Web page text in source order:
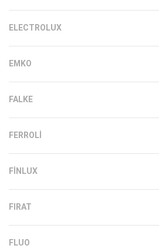
ELECTROLUX
EMKO
FALKE
FERROLI
FINLUX
FIRAT
FLUO